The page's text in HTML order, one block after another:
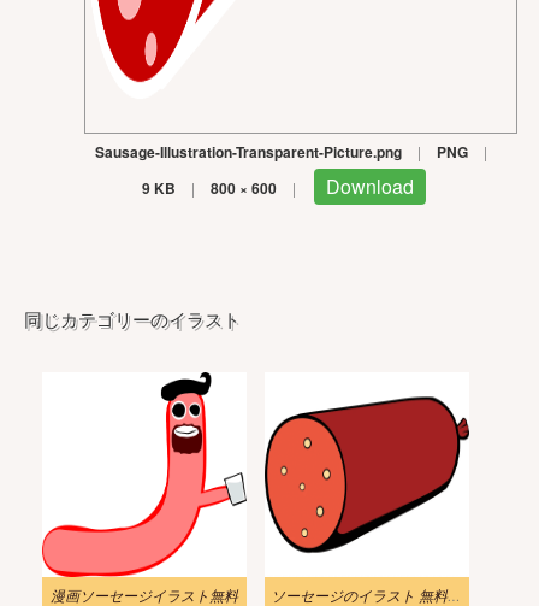
Sausage-Illustration-Transparent-Picture.png | PNG |
9 KB | 800 × 600 | Download
同じカテゴリーのイラスト
漫画ソーセージイラスト無料 ソーセージのイラスト 無料画像 4